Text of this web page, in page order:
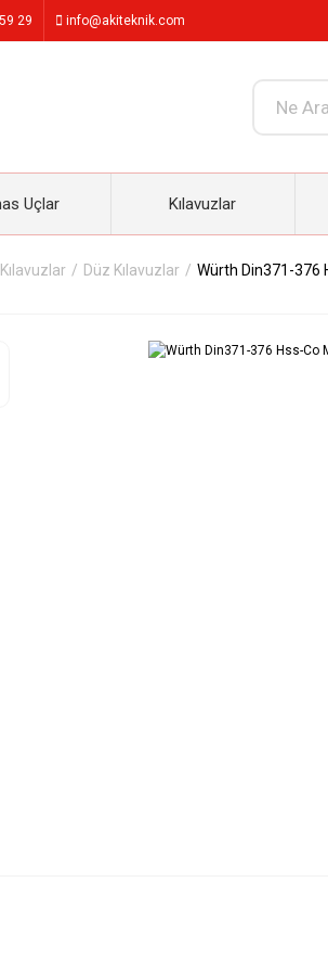
29 info@akiteknik.com
Uçlar Kılavuzlar
Kılavuzlar Düz Kılavuzlar Würth Din371-376